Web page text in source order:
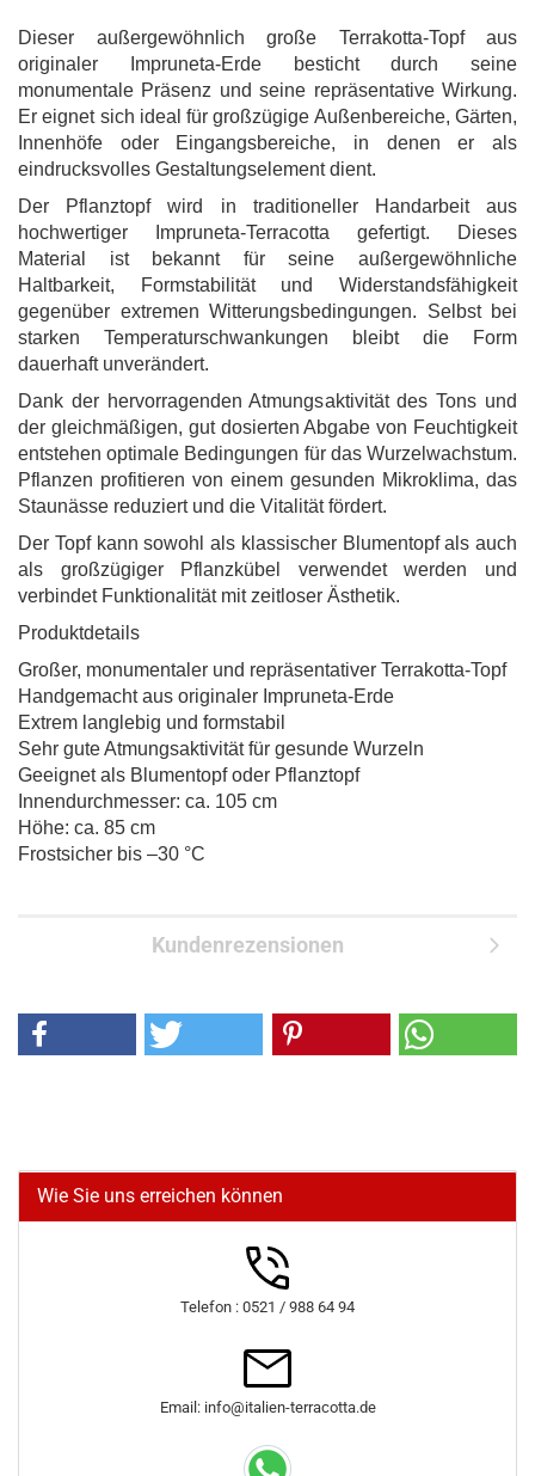
Dieser außergewöhnlich große Terrakotta-Topf aus
originaler Impruneta-Erde besticht durch seine
monumentale Präsenz und seine repräsentative Wirkung.
Er eignet sich ideal für großzügige Außenbereiche, Gärten,
Innenhöfe oder Eingangsbereiche, in denen er als
eindrucksvolles Gestaltungselement dient.
Der Pflanztopf wird in traditioneller Handarbeit aus
hochwertiger Impruneta-Terracotta gefertigt. Dieses
Material ist bekannt für seine außergewöhnliche
Haltbarkeit, Formstabilität und Widerstandsfähigkeit
gegenüber extremen Witterungsbedingungen. Selbst bei
starken Temperaturschwankungen bleibt die Form
dauerhaft unverändert.
Dank der hervorragenden Atmungsaktivität des Tons und
der gleichmäßigen, gut dosierten Abgabe von Feuchtigkeit
entstehen optimale Bedingungen für das Wurzelwachstum.
Pflanzen profitieren von einem gesunden Mikroklima, das
Staunässe reduziert und die Vitalität fördert.
Der Topf kann sowohl als klassischer Blumentopf als auch
als großzügiger Pflanzkübel verwendet werden und
verbindet Funktionalität mit zeitloser Ästhetik.
Produktdetails
Großer, monumentaler und repräsentativer Terrakotta-Topf
Handgemacht aus originaler Impruneta-Erde
Extrem langlebig und formstabil
Sehr gute Atmungsaktivität für gesunde Wurzeln
Geeignet als Blumentopf oder Pflanztopf
Innendurchmesser: ca. 105 cm
Höhe: ca. 85 cm
Frostsicher bis –30 °C
Kundenrezensionen
Wie Sie uns erreichen können
Telefon : 0521 / 988 64 94
Email: info@italien-terracotta.de